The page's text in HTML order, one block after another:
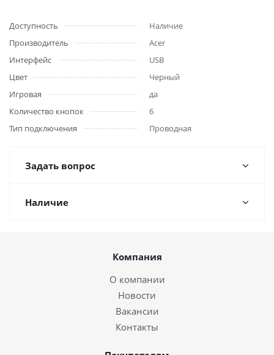
Доступность
Наличие
Производитель
Acer
Интерфейс
USB
Цвет
Черный
Игровая
да
Количество кнопок
6
Тип подключения
Проводная
Задать вопрос
Наличие
Компания
О компании
Новости
Вакансии
Контакты